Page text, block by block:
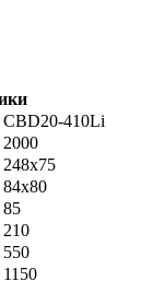
CBD20-410Li
2000
248х75
84х80
85
210
550
1150